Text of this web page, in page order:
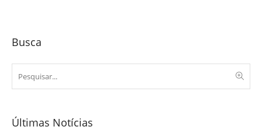
Busca
Últimas Notícias